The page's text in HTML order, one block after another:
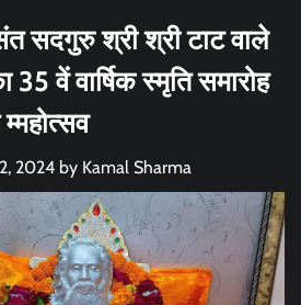
सदगुरु श्री श्री टाट वाले
35 वें वार्षिक स्मृति समारोह
2024 by Kamal Sharma